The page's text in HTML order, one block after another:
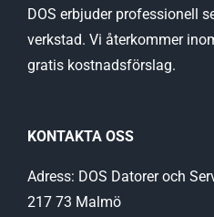
DOS erbjuder professionell
verkstad. Vi återkommer
gratis kostnadsförslag.
KONTAKTA OSS
Adress: DOS Datorer och
217 73 Malmö